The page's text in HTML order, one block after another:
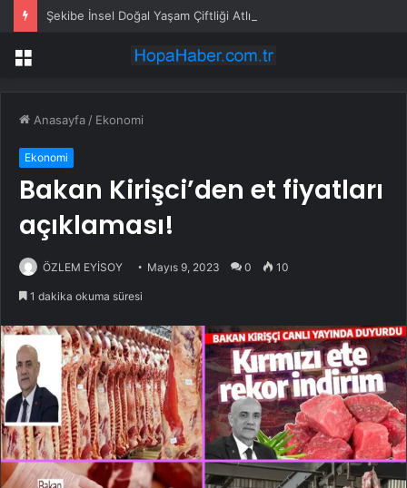
Menü
Anasayfa / Ekonomi
Ekonomi
Bakan Kirişci’den et fiyatları
açıklaması!
ÖZLEM EYİSOY Mayıs 9, 2023 0 10
1 dakika okuma süresi